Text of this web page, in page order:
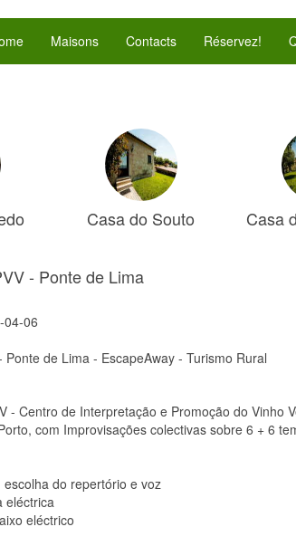
Maisons Contacts Réservez!
Casa do Souto Casa
- Ponte de Lima
04-06
Ponte de Lima - EscapeAway - Turismo Rural
- Centro de Interpretação e Promoção do Vinho
com Improvisações colectivas sobre 6 + 6
do repertório e voz
eléctrica
eléctrico